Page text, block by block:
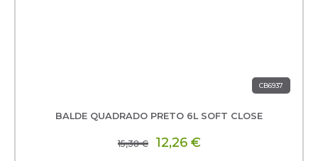
CB6937
BALDE QUADRADO PRETO 6L SOFT CLOSE
15,38 € 12,26 €